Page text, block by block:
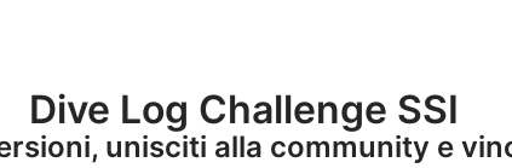
Dive Log Challenge SSI
unisciti alla community e